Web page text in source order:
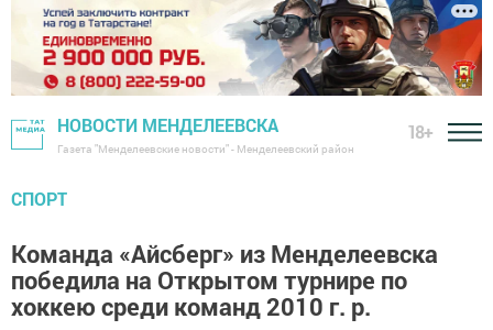
НОВОСТИ МЕНДЕЛЕЕВСКА
Газета "Менделеевские новости" - Менделеевский район
18+
СПОРТ
Команда «Айсберг» из Менделеевска
победила на Открытом турнире по
хоккею среди команд 2010 г. р.